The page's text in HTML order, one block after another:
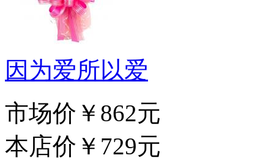
因为爱所以爱
市场价 ￥862元
本店价 ￥729元